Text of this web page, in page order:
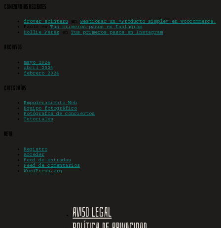
Comentarios recientes
drover sointeru en Gestionar un «Producto simple» en woocommerce.
Paola en Tus primeros pasos en Instagram
Hollie Perez en Tus primeros pasos en Instagram
Archivos
mayo 2024
abril 2024
febrero 2024
Categorías
Empoderamiento Web
Equipo fotográfico
Fotógrafos de conciertos
Tutoriales
Meta
Registro
Acceder
Feed de entradas
Feed de comentarios
WordPress.org
Aviso legal